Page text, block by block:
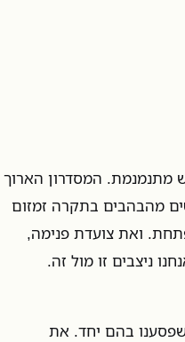
איו"ש מתנמנמת. המסדרון הארוך
מהבהבים בתקרה זמזום
ואת צועדת פנימה,
ניצבים זו מול זה.
בהם יחד. את